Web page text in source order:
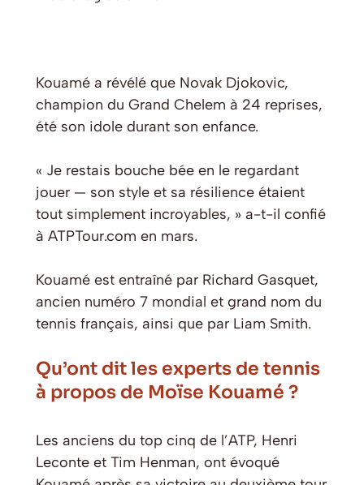
Kouamé a révélé que Novak Djokovic,
champion du Grand Chelem à 24 reprises,
été son idole durant son enfance.
« Je restais bouche bée en le regardant
jouer — son style et sa résilience étaient
tout simplement incroyables, » a-t-il confié
à ATPTour.com en mars.
Kouamé est entraîné par Richard Gasquet,
ancien numéro 7 mondial et grand nom du
tennis français, ainsi que par Liam Smith.
Qu’ont dit les experts de tennis
à propos de Moïse Kouamé ?
Les anciens du top cinq de l’ATP, Henri
Leconte et Tim Henman, ont évoqué